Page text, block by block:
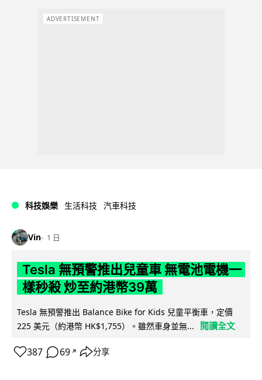
ADVERTISEMENT
科技娛樂 生活科技 汽車科技
Vin 1 日
Tesla 無預警推出兒童車 無電池電機一
樣秒殺 炒至約港幣39萬
Tesla 無預警推出 Balance Bike for Kids 兒童平衡車，定價
225 美元（約港幣 HK$1,755）。雖然車身並無...
閱讀全文
387 69 ↗ 分享